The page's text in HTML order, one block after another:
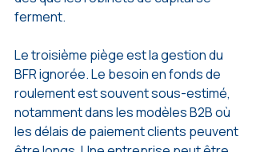
ferment.
Le troisième piège est la gestion du
BFR ignorée. Le besoin en fonds de
roulement est souvent sous-estimé,
notamment dans les modèles B2B où
les délais de paiement clients peuvent